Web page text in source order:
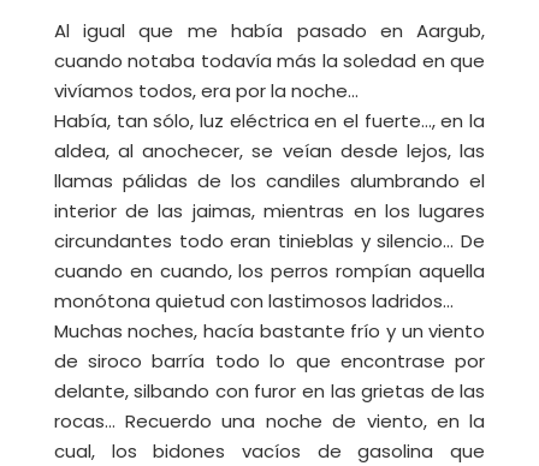
Al igual que me había pasado en Aargub,
cuando notaba todavía más la soledad en que
vivíamos todos, era por la noche…
Había, tan sólo, luz eléctrica en el fuerte…, en la
aldea, al anochecer, se veían desde lejos, las
llamas pálidas de los candiles alumbrando el
interior de las jaimas, mientras en los lugares
circundantes todo eran tinieblas y silencio… De
cuando en cuando, los perros rompían aquella
monótona quietud con lastimosos ladridos…
Muchas noches, hacía bastante frío y un viento
de siroco barría todo lo que encontrase por
delante, silbando con furor en las grietas de las
rocas… Recuerdo una noche de viento, en la
cual, los bidones vacíos de gasolina que